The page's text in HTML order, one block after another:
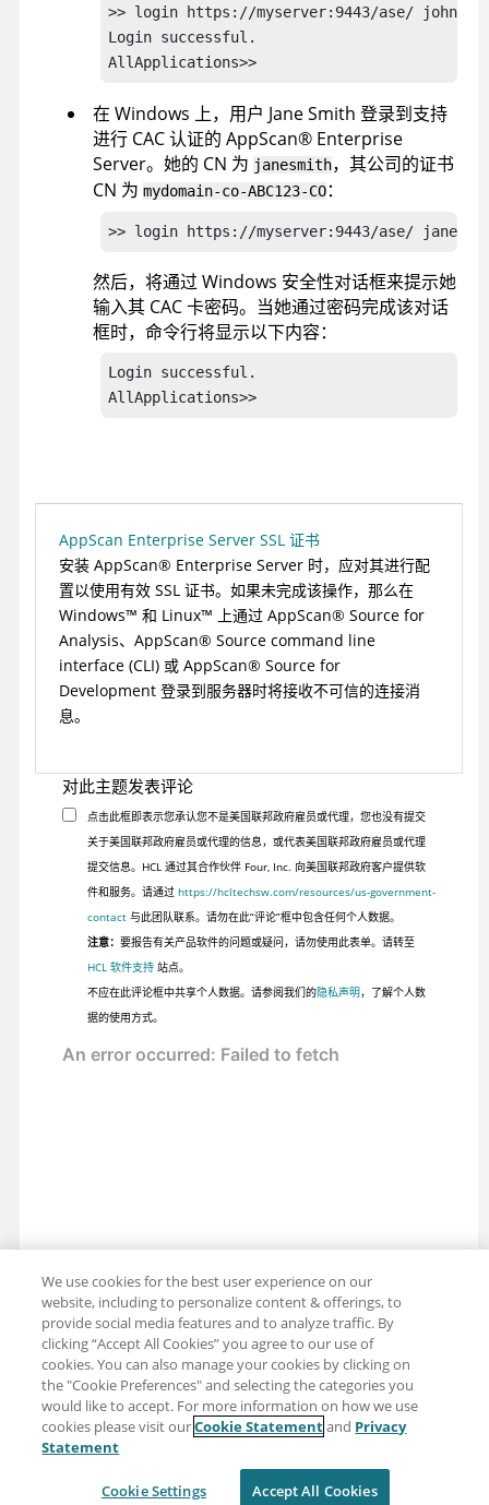
>> login https://myserver:9443/ase/
Login successful.
在 Windows 上，用户 Jane Smith 登录到支持
进行 CAC 认证的 AppScan® Enterprise
Server。她的 CN 为 janesmith，其公司的证书
CN 为 mydomain-co-ABC123-CO：
>> login https://myserver:9443/ase/
然后，将通过 Windows 安全性对话框来提示她
输入其 CAC 卡密码。当她通过密码完成该对话
框时，命令行将显示以下内容：
Login successful.
AllApplications>>
AppScan Enterprise Server SSL 证书
安装 AppScan® Enterprise Server 时，应对其进行配
置以使用有效 SSL 证书。如果未完成该操作，那么在
Windows™ 和 Linux™ 上通过 AppScan® Source for
Analysis、 AppScan® Source command line
interface (CLI) 或 AppScan® Source for
Development 登录到服务器时将接收不可信的连接消
息。
对此主题发表评论
点击此框即表示您承认您不是美国联邦政府雇员或代理，您也没有提交
关于美国联邦政府雇员或代理的信息，或代表美国联邦政府雇员或代理
提交信息。HCL 通过其合作伙伴 Four, Inc. 向美国联邦政府客户提供软
件和服务。请通过 https://hcltechsw.com/resources/us-government-
contact与此团队联系。请勿在此“评论”框中包含任何个人数据。
注意： 要报告有关产品软件的问题或疑问，请勿使用此表单。请转至
HCL 软件支持站点。
不应在此评论框中共享个人数据。请参阅我们的隐私声明，了解个人数
据的使用方式。
分享：电子邮件
推特
使用条款
We use cookies for the best user experience on our
website, including to personalize content & offerings, to
provide social media features and to analyze traffic. By
clicking “Accept All Cookies” you agree to our use of
cookies. You can also manage your cookies by clicking on
the "Cookie Preferences" and selecting the categories you
would like to accept. For more information on how we use
cookies please visit ourCookie Statementand Privacy
Statement
Cookie Settings Accept All Cookies